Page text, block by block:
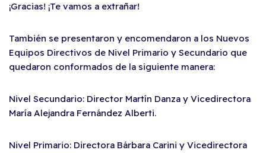
¡Gracias! ¡Te vamos a extrañar!
También se presentaron y encomendaron a los Nuevos
Equipos Directivos de Nivel Primario y Secundario que
quedaron conformados de la siguiente manera:
Nivel Secundario: Director Martín Danza y Vicedirectora
María Alejandra Fernández Alberti.
Nivel Primario: Directora Bárbara Carini y Vicedirectora